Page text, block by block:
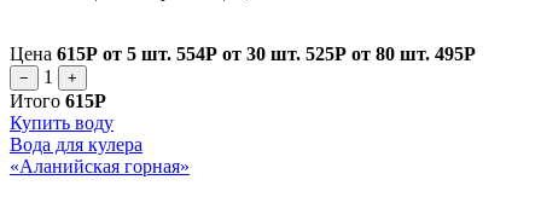
Цена 615Р от 5 шт. 554Р от 30 шт. 525Р от 80 шт. 495Р
− 1 +
Итого 615Р
Купить воду
Вода для кулера
«Аланийская горная»